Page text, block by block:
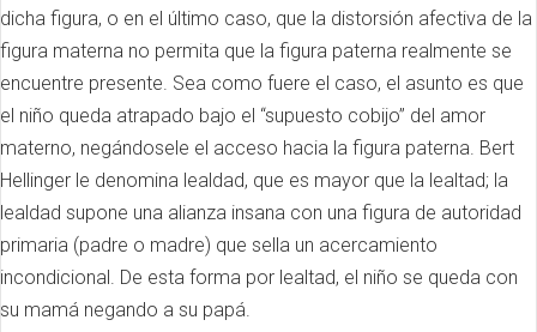
dicha figura, o en el último caso, que la distorsión afectiva de la
figura materna no permita que la figura paterna realmente se
encuentre presente. Sea como fuere el caso, el asunto es que
el niño queda atrapado bajo el “supuesto cobijo” del amor
materno, negándosele el acceso hacia la figura paterna. Bert
Hellinger le denomina lealdad, que es mayor que la lealtad; la
lealdad supone una alianza insana con una figura de autoridad
primaria (padre o madre) que sella un acercamiento
incondicional. De esta forma por lealtad, el niño se queda con
su mamá negando a su papá.